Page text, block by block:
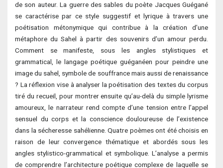
de son auteur. La guerre des sables du poète Jacques Guégané
se caractérise par ce style suggestif et lyrique à travers une
poétisation métonymique qui contribue à la création d’une
métaphore du Sahel à partir des souvenirs d’un amour perdu.
Comment se manifeste, sous les angles stylistiques et
grammatical, le langage poétique guéganéen pour peindre une
image du sahel, symbole de souffrance mais aussi de renaissance
? La réflexion vise à analyser la poétisation des textes du corpus
tiré du recueil, pour montrer ensuite qu’au-delà du simple lyrisme
amoureux, le narrateur rend compte d’une tension entre l’appel
sensuel du corps et la conscience douloureuse de l’existence
dans la sécheresse sahélienne. Quatre poèmes ont été choisis en
raison de leur convergence thématique et abordés sous les
angles stylistico-grammatical et symbolique. L’analyse a permis
de comprendre l’architecture poétique complexe de laquelle se